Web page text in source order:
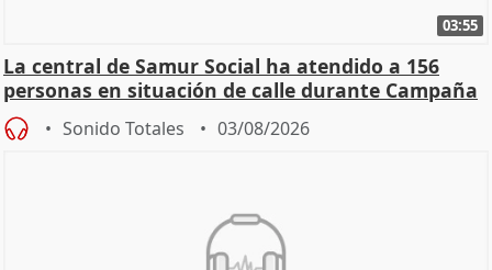
03:55
La central de Samur Social ha atendido a 156
personas en situación de calle durante Campaña
de Calor
Sonido Totales 03/08/2026